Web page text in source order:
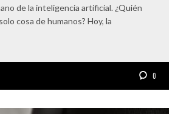
de la inteligencia artificial. ¿Quién
cosa de humanos? Hoy, la
0